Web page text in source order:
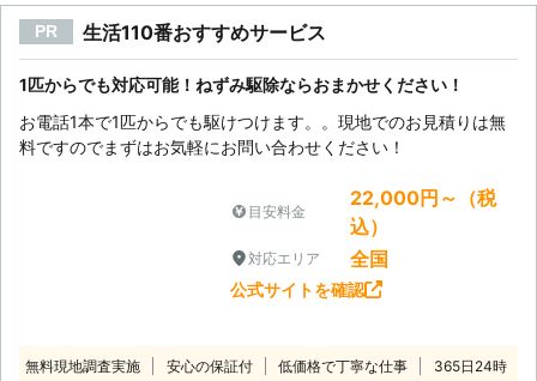
PR 生活110番おすすめサービス
1匹からでも対応可能！ねずみ駆除ならおまかせください！
お電話1本で1匹からでも駆けつけます。。現地でのお見積りは無
料ですのでまずはお気軽にお問い合わせください！
目安料金
22,000円～（税
込）
対応エリア 全国
公式サイトを確認
無料現地調査実施 安心の保証付 低価格で丁寧な仕事
365日24時